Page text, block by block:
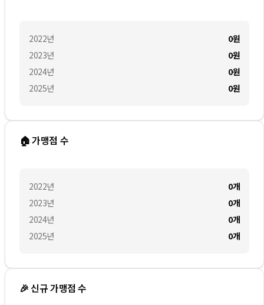
2022년
2023년
2024년
2025년
0원
0원
0원
0원
🏠 가맹점 수
2022년
2023년
2024년
2025년
0개
0개
0개
0개
🎉 신규 가맹점 수